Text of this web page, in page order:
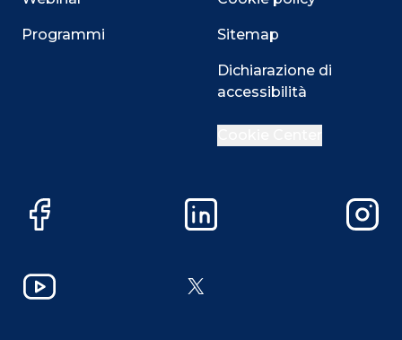
Programmi Sitemap
Dichiarazione di
accessibilità
Facebook LinkedIn
YouTube X